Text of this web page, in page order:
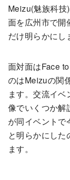
Meizu(魅族科
面を広州市で開
だけ明らかにし
面対面はFace
のはMeizuの関
ます。交流イ
像でいくつか解
が同イベントで
と明らかにし
ます。